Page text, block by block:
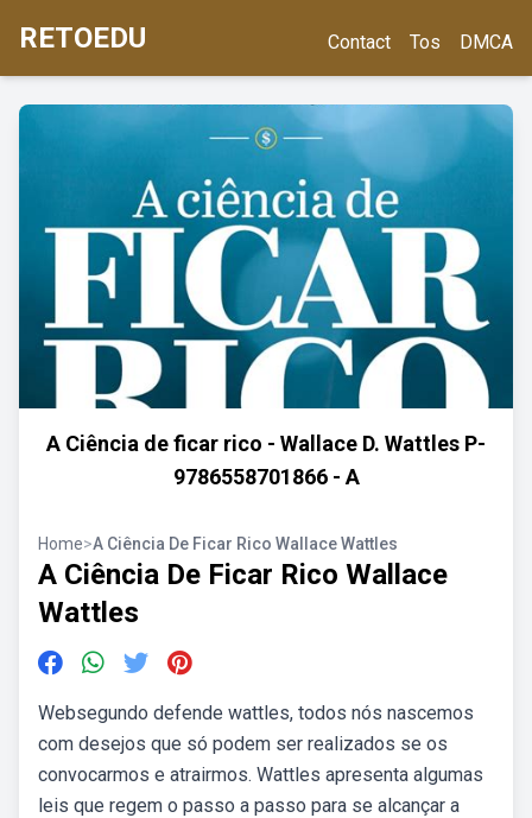
RETOEDU Contact Tos DMCA
A Ciência de ficar rico - Wallace D. Wattles P-
9786558701866 - A
Home>A Ciência De Ficar Rico Wallace Wattles
A Ciência De Ficar Rico Wallace
Wattles
Websegundo defende wattles, todos nós nascemos
com desejos que só podem ser realizados se os
convocarmos e atrairmos. Wattles apresenta algumas
leis que regem o passo a passo para se alcançar a